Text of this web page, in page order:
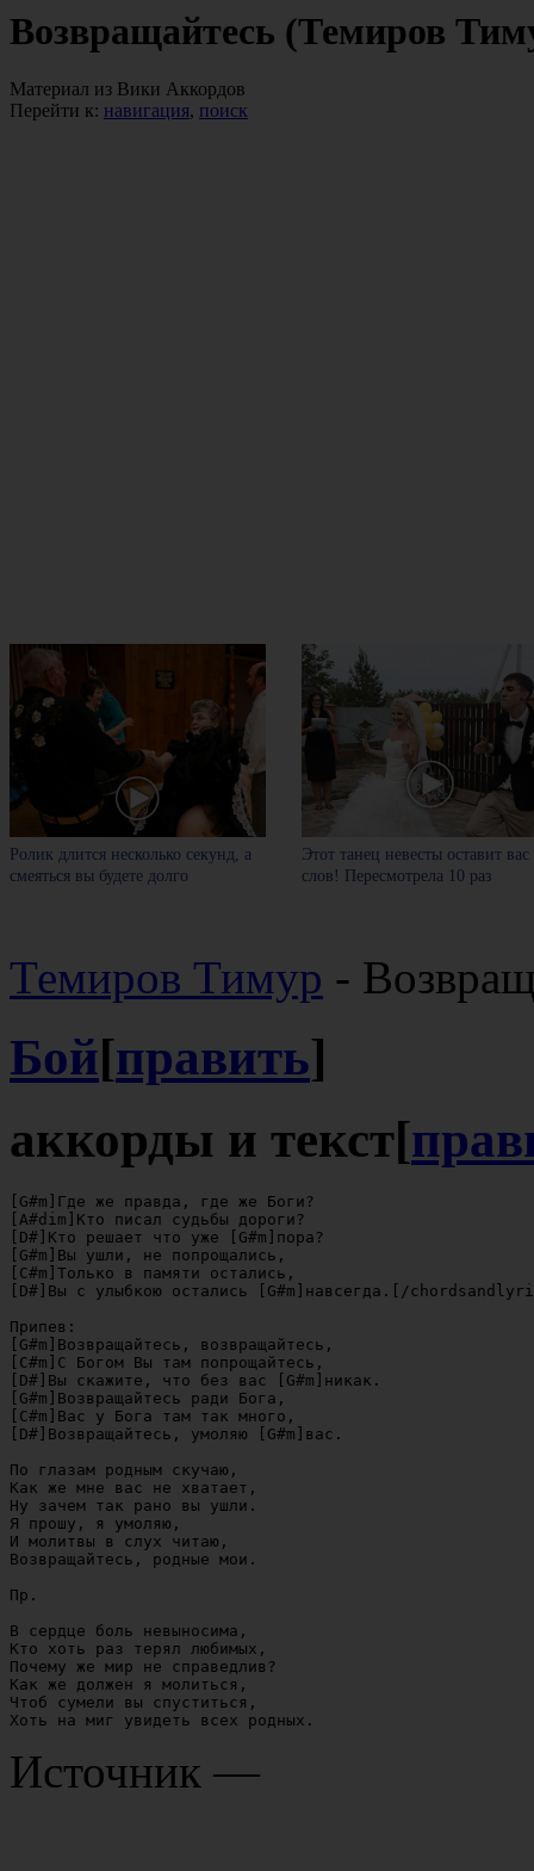
Возвращайтесь (Темиров
Материал из Вики Аккордов
Перейти к: навигация, поиск
Ролик длится несколько секунд, а
смеяться вы будете долго
Этот танец невесты оставит вас
слов! Пересмотрела 10 раз
Темиров Тимур -
Бой[править]
аккорды и текст[
[G#m]Где же правда, где же Боги?
[A#dim]Кто писал судьбы дороги?
[D#]Кто решает что уже [G#m]пора?
[G#m]Вы ушли, не попрощались,
[C#m]Только в памяти остались,
[D#]Вы с улыбкою остались [G#m]навсегда.[/
Припев:
[G#m]Возвращайтесь, возвращайтесь,
[C#m]С Богом Вы там попрощайтесь,
[D#]Вы скажите, что без вас [G#m]никак.
[G#m]Возвращайтесь ради Бога,
[C#m]Вас у Бога там так много,
[D#]Возвращайтесь, умоляю [G#m]вас.
По глазам родным скучаю,
Как же мне вас не хватает,
Ну зачем так рано вы ушли.
Я прошу, я умоляю,
И молитвы в слух читаю,
Возвращайтесь, родные мои.
Пр.
В сердце боль невыносима,
Кто хоть раз терял любимых,
Почему же мир не справедлив?
Как же должен я молиться,
Чтоб сумели вы спуститься,
Источник —